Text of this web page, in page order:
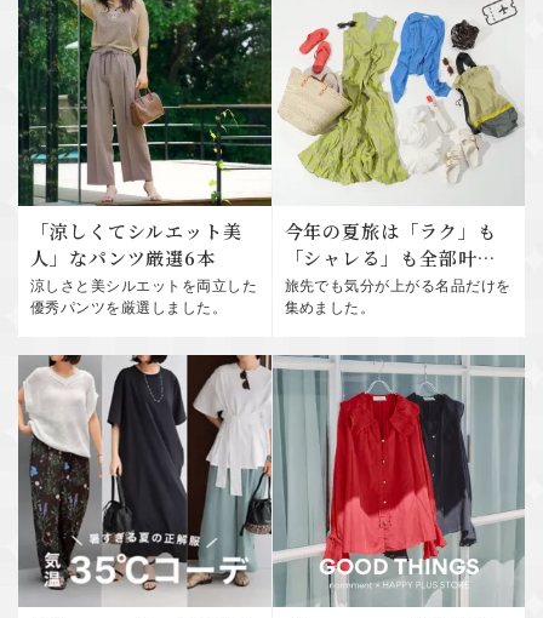
「涼しくてシルエット美
人」なパンツ厳選6本
涼しさと美シルエットを両立した
優秀パンツを厳選しました。
今年の夏旅は「ラク」も
「シャレる」も全部叶え
る！
旅先でも気分が上がる名品だけを
集めました。